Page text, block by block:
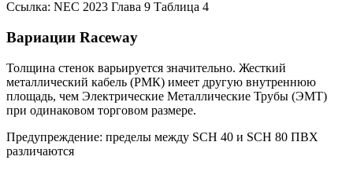
Ссылка: NEC 2023 Глава 9 Таблица 4
Вариации Raceway
Толщина стенок варьируется значительно. Жесткий
металлический кабель (РМК) имеет другую внутреннюю
площадь, чем Электрические Металлические Трубы (ЭМТ)
при одинаковом торговом размере.
Предупреждение: пределы между SCH 40 и SCH 80 ПВХ
различаются